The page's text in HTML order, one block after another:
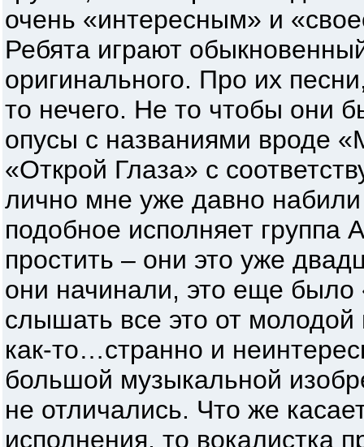
очень «интересным» и
Ребята играют
оригинального. Про их
то нечего. Не то чтобы они
опусы с названиями вроде
«Открой Глаза» с
лично мне уже давно набили
подобное исполняет группа
простить – они это уже
они начинали, это еще было
слышать все это от
как-то…странно и
большой музыкальной
не отличались. Что же
исполнения, то вокалистка